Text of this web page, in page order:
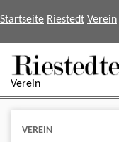
Startseite Riestedt Verein
Verein
VEREIN